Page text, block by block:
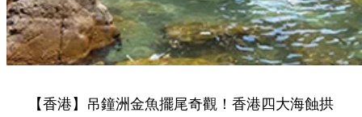
【香港】吊鐘洲金魚擺尾奇觀！香港四大海蝕拱